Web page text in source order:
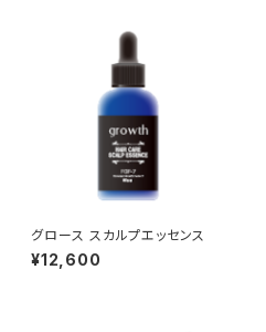
グロース スカルプエッセンス
¥12,600